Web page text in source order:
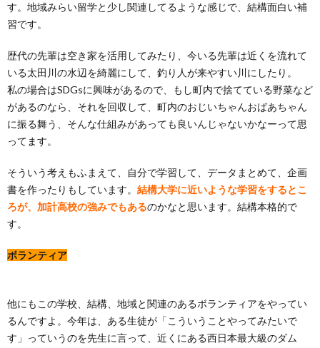
す。地域みらい留学と少し関連してるような感じで、結構面白い補
習です。
歴代の先輩は空き家を活用してみたり、今いる先輩は近くを流れて
いる太田川の水辺を綺麗にして、釣り人が来やすい川にしたり 。
私の場合はSDGsに興味があるので、もし町内で捨てている野菜など
があるのなら、それを回収して、町内のおじいちゃんおばあちゃん
に振る舞う、そんな仕組みがあっても良いんじゃないかなーって思
ってます。
そういう考えもふまえて、自分で学習して、データまとめて、企画
書を作ったりもしています。 結構大学に近いような学習をするとこ
ろが、加計高校の強みでもあるのかなと思います。結構本格的で
す。
ボランティア
他にも この学校、結構、地域と関連のあるボランティアをやってい
るんですよ。今年は、ある生徒が「こういうことやってみたいで
す」っていうのを先生に言って、近くにある西日本最大級のダム